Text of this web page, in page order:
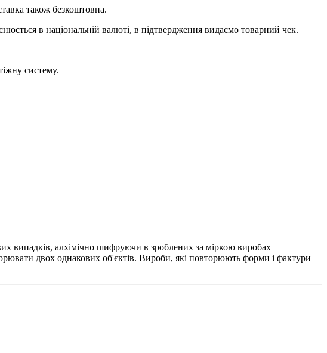
також безкоштовна.
в національній валюті, в підтвердження видаємо товарний чек.
систему.
випадків, алхімічно шифруючи в зроблених за міркою виробах
двох однакових об'єктів. Вироби, які повторюють форми і фактури